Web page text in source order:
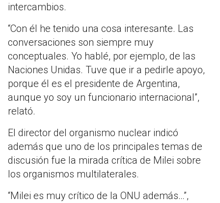
intercambios.
“Con él he tenido una cosa interesante. Las
conversaciones son siempre muy
conceptuales. Yo hablé, por ejemplo, de las
Naciones Unidas. Tuve que ir a pedirle apoyo,
porque él es el presidente de Argentina,
aunque yo soy un funcionario internacional”,
relató.
El director del organismo nuclear indicó
además que uno de los principales temas de
discusión fue la mirada crítica de Milei sobre
los organismos multilaterales.
“Milei es muy crítico de la ONU además…”,